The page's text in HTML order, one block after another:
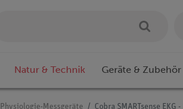
Natur & Technik Geräte & Zubehör
Physiologie-Messgeräte Cobra SMARTsense